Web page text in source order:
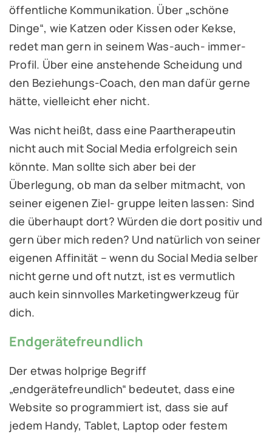
öffentliche Kommunikation. Über „schöne
Dinge“, wie Katzen oder Kissen oder Kekse,
redet man gern in seinem Was-auch- immer-
Profil. Über eine anstehende Scheidung und
den Beziehungs-Coach, den man dafür gerne
hätte, vielleicht eher nicht.
Was nicht heißt, dass eine Paartherapeutin
nicht auch mit Social Media erfolgreich sein
könnte. Man sollte sich aber bei der
Überlegung, ob man da selber mitmacht, von
seiner eigenen Ziel- gruppe leiten lassen: Sind
die überhaupt dort? Würden die dort positiv und
gern über mich reden? Und natürlich von seiner
eigenen Affinität – wenn du Social Media selber
nicht gerne und oft nutzt, ist es vermutlich
auch kein sinnvolles Marketingwerkzeug für
dich.
Endgerätefreundlich
Der etwas holprige Begriff
„endgerätefreundlich“ bedeutet, dass eine
Website so programmiert ist, dass sie auf
jedem Handy, Tablet, Laptop oder festem